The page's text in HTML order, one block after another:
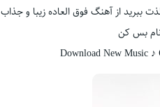
ببرید از آهنگ فوق العاده زیبا و جذاب
Download New Music ♪